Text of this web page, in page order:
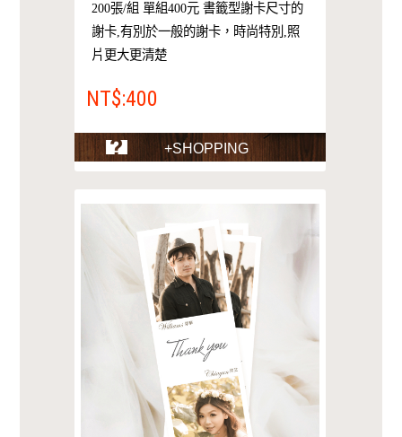
200張/組 單組400元 書籤型謝卡尺寸的
謝卡,有別於一般的謝卡，時尚特別,照
片更大更清楚
NT$:400
+SHOPPING